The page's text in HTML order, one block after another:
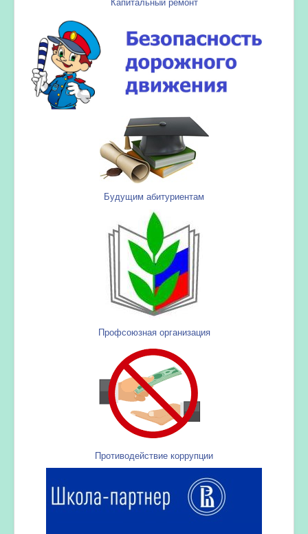
Будущим абитуриентам
Профсоюзная организация
Противодействие коррупции